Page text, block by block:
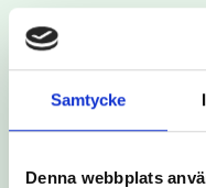
Samtycke
Denna webbplats
Jag vill ha inflytande
exempelvis vilka
assistansanordnare
det ska vara lätt att